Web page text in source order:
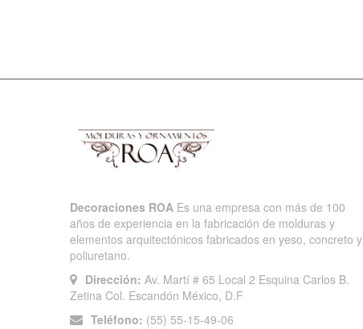
Decoraciones ROA Es una empresa con más de 100
años de experiencia en la fabricación de molduras y
elementos arquitectónicos fabricados en yeso, concreto y
poliuretano.
Dirección: Av. Martí # 65 Local 2 Esquina Carlos B.
Zetina Col. Escandón México, D.F
Teléfono: (55) 55-15-49-06